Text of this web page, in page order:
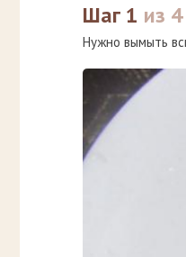
Шаг 1 из 4
Нужно вымыть